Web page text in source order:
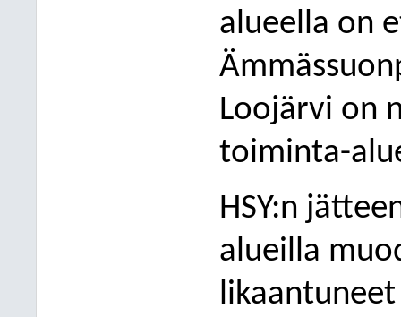
alueella on
Loojärvi on
toiminta-
HSY:n
alueilla